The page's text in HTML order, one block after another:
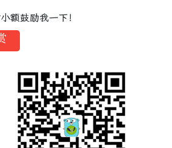
额鼓励我一下！